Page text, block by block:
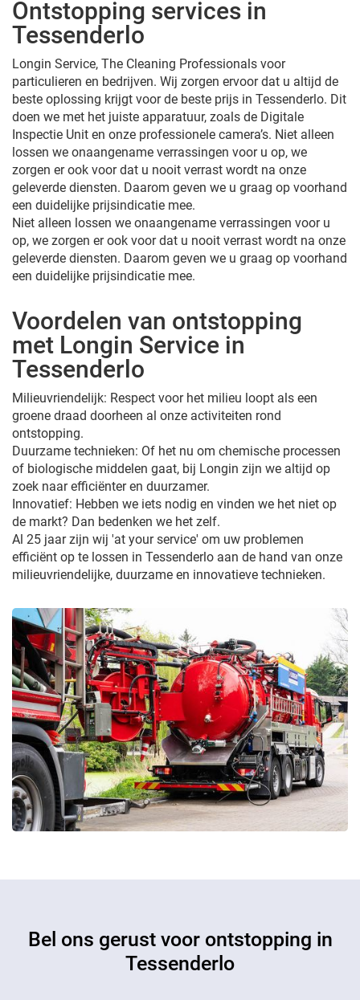
Ontstopping services in
Tessenderlo
Longin Service, The Cleaning Professionals voor
particulieren en bedrijven. Wij zorgen ervoor dat u altijd de
beste oplossing krijgt voor de beste prijs in Tessenderlo. Dit
doen we met het juiste apparatuur, zoals de Digitale
Inspectie Unit en onze professionele camera’s. Niet alleen
lossen we onaangename verrassingen voor u op, we
zorgen er ook voor dat u nooit verrast wordt na onze
geleverde diensten. Daarom geven we u graag op voorhand
een duidelijke prijsindicatie mee.
Niet alleen lossen we onaangename verrassingen voor u
op, we zorgen er ook voor dat u nooit verrast wordt na onze
geleverde diensten. Daarom geven we u graag op voorhand
een duidelijke prijsindicatie mee.
Voordelen van ontstopping
met Longin Service in
Tessenderlo
Milieuvriendelijk: Respect voor het milieu loopt als een
groene draad doorheen al onze activiteiten rond
ontstopping.
Duurzame technieken: Of het nu om chemische processen
of biologische middelen gaat, bij Longin zijn we altijd op
zoek naar efficiënter en duurzamer.
Innovatief: Hebben we iets nodig en vinden we het niet op
de markt? Dan bedenken we het zelf.
Al 25 jaar zijn wij 'at your service' om uw problemen
efficiënt op te lossen in Tessenderlo aan de hand van onze
milieuvriendelijke, duurzame en innovatieve technieken.
Bel ons gerust voor ontstopping in
Tessenderlo